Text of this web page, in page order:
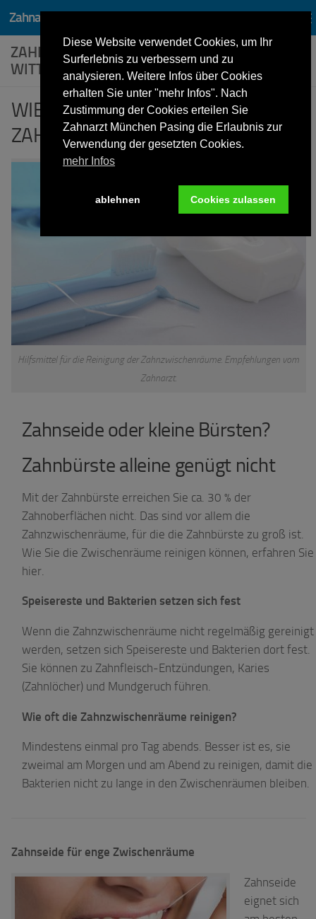
Zum Inhalt springen
ZAHNZWISCHENRÄUME – TIPPS VON DR.
WITTKEN
WIE REINIGT MAN DIE
ZAHNZWISCHENRÄUME?
Hilfsmittel für die Reinigung der Zahnzwischenräume. Empfehlungen vom
Zahnarzt.
Zahnseide oder kleine Bürsten?
Zahnbürste alleine genügt nicht
Mit der Zahnbürste erreichen Sie ca. 30 % der
Zahnoberflächen nicht. Das sind vor allem die
Zahnzwischenräume, für die die Zahnbürste zu groß ist.
Wie Sie die Zwischenräume reinigen können, erfahren Sie
hier.
Speisereste und Bakterien setzen sich fest
Wenn die Zahnzwischenräume nicht regelmäßig gereinigt
werden, setzen sich Speisereste und Bakterien dort fest.
Sie können zu Zahnfleisch-Entzündungen, Karies
(Zahnlöcher) und Mundgeruch führen.
Wie oft die Zahnzwischenräume reinigen?
Mindestens einmal pro Tag abends. Besser ist es, sie
zweimal am Morgen und am Abend zu reinigen, damit die
Bakterien nicht zu lange in den Zwischenräumen bleiben.
Zahnseide für enge Zwischenräume
Zahnseide
eignet sich
Diese Website verwendet Cookies, um Ihr
Surferlebnis zu verbessern und zu
analysieren. Weitere Infos über Cookies
erhalten Sie unter "mehr Infos". Nach
Zustimmung der Cookies erteilen Sie
Zahnarzt München Pasing die Erlaubnis zur
Verwendung der gesetzten Cookies.
mehr Infos
ablehnen Cookies zulassen